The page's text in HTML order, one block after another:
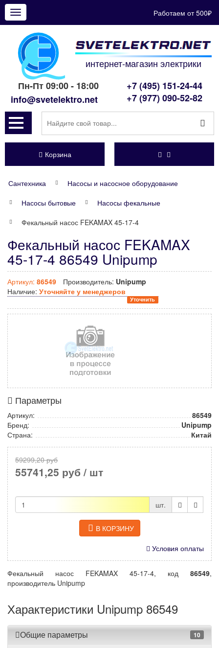
Показать
меню
Работаем от 500₽
интернет-магазин электрики
Пн-Пт 09:00 - 18:00
info@svetelektro.net
+7 (495) 151-24-44
+7 (977) 090-52-82
Корзина
Сантехника
Насосы и насосное оборудование
Насосы бытовые
Насосы фекальные
Фекальный насос FEKAMAX 45-17-4
Фекальный насос FEKAMAX
45-17-4 86549 Unipump
Артикул: 86549 Производитель: Unipump
Наличие: Уточняйте у менеджеров
Уточнить
Параметры
Артикул:
86549
Бренд:
Unipump
Страна:
Китай
59299,20 руб
55741,25 руб / шт
шт.
В КОРЗИНУ
Условия оплаты
Фекальный насос FEKAMAX 45-17-4, код 86549,
производитель Unipump
Характеристики Unipump 86549
Общие параметры 10